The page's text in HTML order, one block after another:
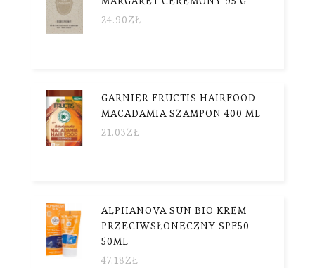
24.90ZŁ
GARNIER FRUCTIS HAIRFOOD
MACADAMIA SZAMPON 400 ML
21.03ZŁ
ALPHANOVA SUN BIO KREM
PRZECIWSŁONECZNY SPF50
50ML
47.18ZŁ